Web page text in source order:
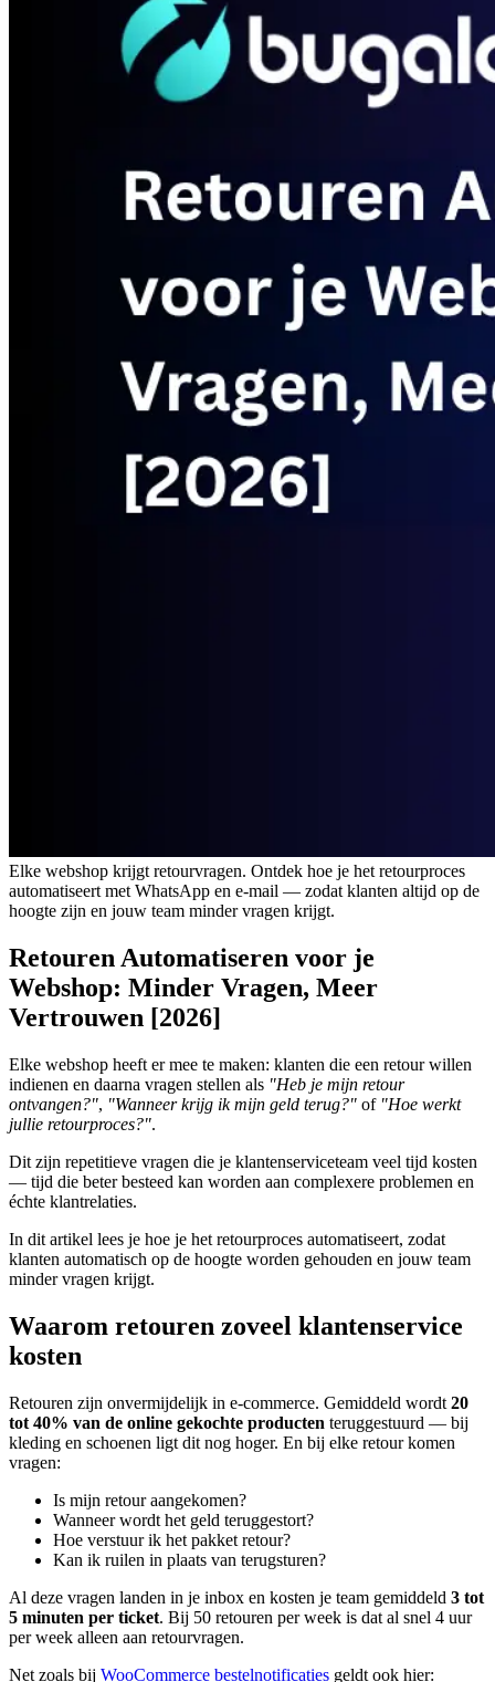
Elke webshop krijgt retourvragen. Ontdek hoe je het retourproces
automatiseert met WhatsApp en e-mail — zodat klanten altijd op de
hoogte zijn en jouw team minder vragen krijgt.
Retouren Automatiseren voor je
Webshop: Minder Vragen, Meer
Vertrouwen [2026]
Elke webshop heeft er mee te maken: klanten die een retour willen
indienen en daarna vragen stellen als "Heb je mijn retour
ontvangen?", "Wanneer krijg ik mijn geld terug?" of "Hoe werkt
jullie retourproces?".
Dit zijn repetitieve vragen die je klantenserviceteam veel tijd kosten
— tijd die beter besteed kan worden aan complexere problemen en
échte klantrelaties.
In dit artikel lees je hoe je het retourproces automatiseert, zodat
klanten automatisch op de hoogte worden gehouden en jouw team
minder vragen krijgt.
Waarom retouren zoveel klantenservice
kosten
Retouren zijn onvermijdelijk in e-commerce. Gemiddeld wordt 20
tot 40% van de online gekochte producten teruggestuurd — bij
kleding en schoenen ligt dit nog hoger. En bij elke retour komen
vragen:
Is mijn retour aangekomen?
Wanneer wordt het geld teruggestort?
Hoe verstuur ik het pakket retour?
Kan ik ruilen in plaats van terugsturen?
Al deze vragen landen in je inbox en kosten je team gemiddeld 3 tot
5 minuten per ticket. Bij 50 retouren per week is dat al snel 4 uur
per week alleen aan retourvragen.
Net zoals bij WooCommerce bestelnotificaties geldt ook hier: